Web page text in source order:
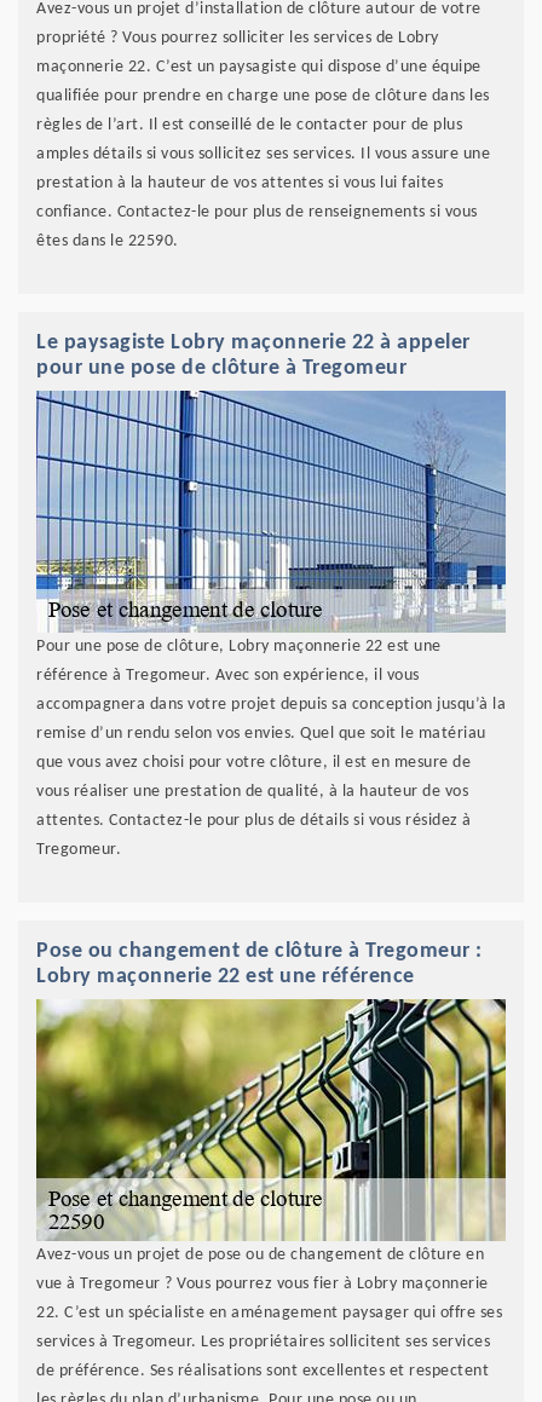
Avez-vous un projet d’installation de clôture autour de votre
propriété ? Vous pourrez solliciter les services de Lobry
maçonnerie 22. C’est un paysagiste qui dispose d’une équipe
qualifiée pour prendre en charge une pose de clôture dans les
règles de l’art. Il est conseillé de le contacter pour de plus
amples détails si vous sollicitez ses services. Il vous assure une
prestation à la hauteur de vos attentes si vous lui faites
confiance. Contactez-le pour plus de renseignements si vous
êtes dans le 22590.
Le paysagiste Lobry maçonnerie 22 à appeler
pour une pose de clôture à Tregomeur
Pour une pose de clôture, Lobry maçonnerie 22 est une
référence à Tregomeur. Avec son expérience, il vous
accompagnera dans votre projet depuis sa conception jusqu’à la
remise d’un rendu selon vos envies. Quel que soit le matériau
que vous avez choisi pour votre clôture, il est en mesure de
vous réaliser une prestation de qualité, à la hauteur de vos
attentes. Contactez-le pour plus de détails si vous résidez à
Tregomeur.
Pose ou changement de clôture à Tregomeur :
Lobry maçonnerie 22 est une référence
Avez-vous un projet de pose ou de changement de clôture en
vue à Tregomeur ? Vous pourrez vous fier à Lobry maçonnerie
22. C’est un spécialiste en aménagement paysager qui offre ses
services à Tregomeur. Les propriétaires sollicitent ses services
de préférence. Ses réalisations sont excellentes et respectent